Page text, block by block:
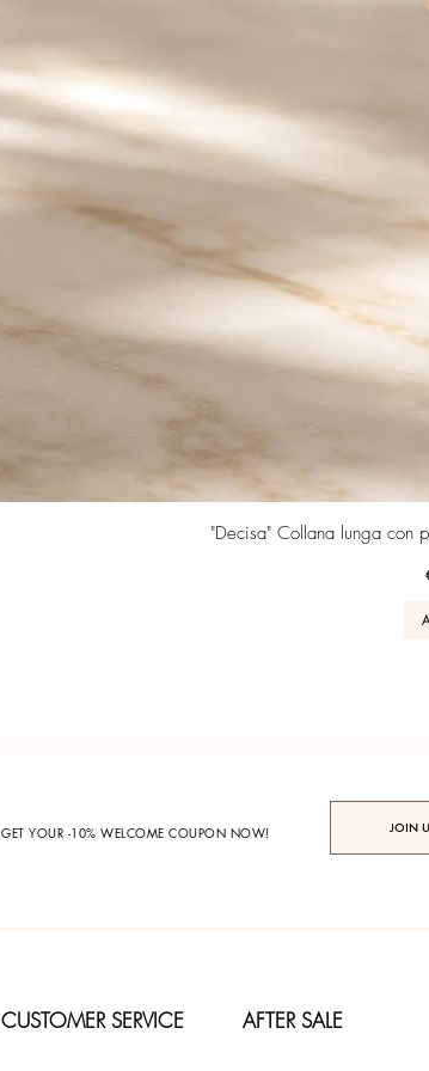
"Decisa" Collana lunga con
GET YOUR -10% WELCOME COUPON NOW! JOIN
CUSTOMER SERVICE AFTER SALE